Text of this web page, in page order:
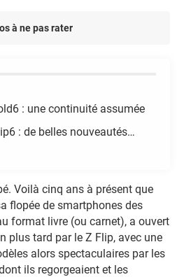
à ne pas rater
: une continuité assumée
: de belles nouveautés…
Voilà cinq ans à présent que
flopée de smartphones des
format livre (ou carnet), a ouvert
plus tard par le Z Flip, avec une
alors spectaculaires par les
ils regorgeaient et les